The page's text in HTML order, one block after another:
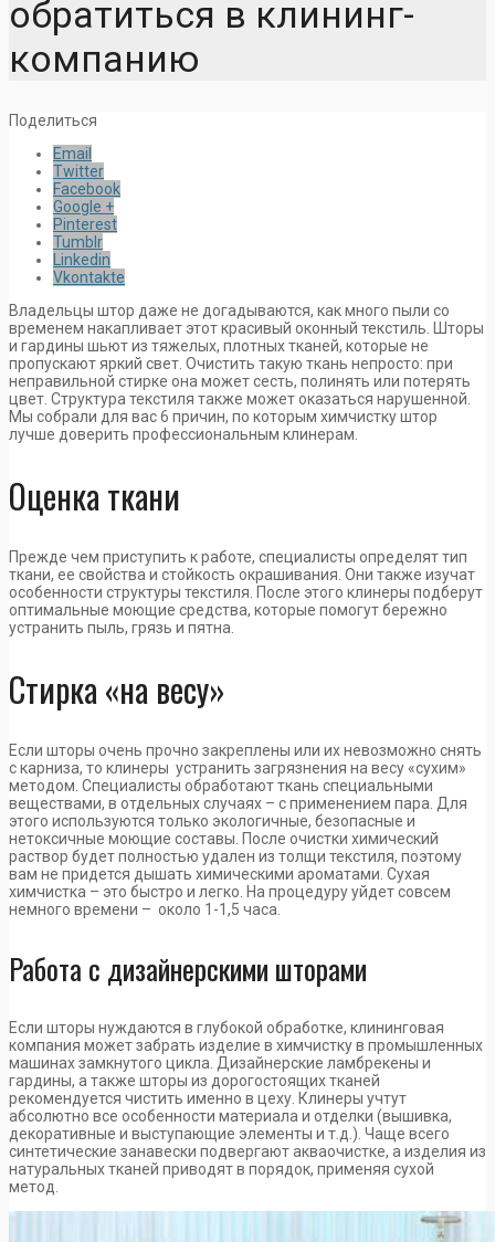
обратиться в клининг-
компанию
Поделиться
Email
Twitter
Facebook
Google +
Pinterest
Tumblr
Linkedin
Vkontakte
Владельцы штор даже не догадываются, как много пыли со
временем накапливает этот красивый оконный текстиль. Шторы
и гардины шьют из тяжелых, плотных тканей, которые не
пропускают яркий свет. Очистить такую ткань непросто: при
неправильной стирке она может сесть, полинять или потерять
цвет. Структура текстиля также может оказаться нарушенной.
Мы собрали для вас 6 причин, по которым химчистку штор
лучше доверить профессиональным клинерам.
Оценка ткани
Прежде чем приступить к работе, специалисты определят тип
ткани, ее свойства и стойкость окрашивания. Они также изучат
особенности структуры текстиля. После этого клинеры подберут
оптимальные моющие средства, которые помогут бережно
устранить пыль, грязь и пятна.
Стирка «на весу»
Если шторы очень прочно закреплены или их невозможно снять
с карниза, то клинеры устранить загрязнения на весу «сухим»
методом. Специалисты обработают ткань специальными
веществами, в отдельных случаях – с применением пара. Для
этого используются только экологичные, безопасные и
нетоксичные моющие составы. После очистки химический
раствор будет полностью удален из толщи текстиля, поэтому
вам не придется дышать химическими ароматами. Сухая
химчистка – это быстро и легко. На процедуру уйдет совсем
немного времени – около 1-1,5 часа.
Работа с дизайнерскими шторами
Если шторы нуждаются в глубокой обработке, клининговая
компания может забрать изделие в химчистку в промышленных
машинах замкнутого цикла. Дизайнерские ламбрекены и
гардины, а также шторы из дорогостоящих тканей
рекомендуется чистить именно в цеху. Клинеры учтут
абсолютно все особенности материала и отделки (вышивка,
декоративные и выступающие элементы и т.д.). Чаще всего
синтетические занавески подвергают акваочистке, а изделия из
натуральных тканей приводят в порядок, применяя сухой
метод.